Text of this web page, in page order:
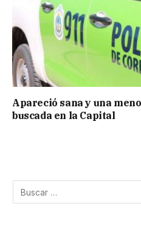
Apareció sana y una
buscada en la Capital